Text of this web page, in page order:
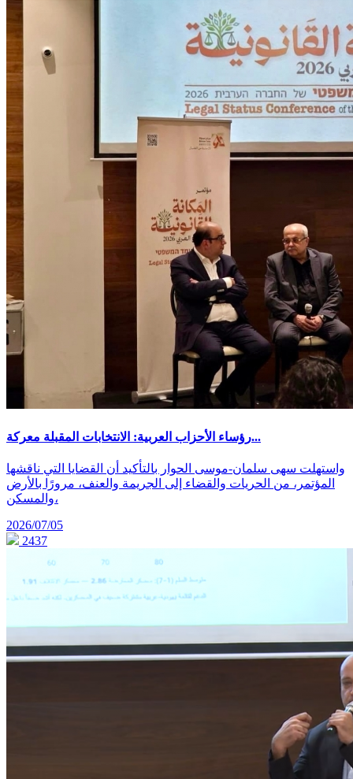
رؤساء الأحزاب العربية: الانتخابات المقبلة معركة...
واستهلت سهى سلمان-موسى الحوار بالتأكيد أن القضايا التي ناقشها
المؤتمر، من الحريات والقضاء إلى الجريمة والعنف، مرورًا بالأرض
والمسكن،
2026/07/05
2437